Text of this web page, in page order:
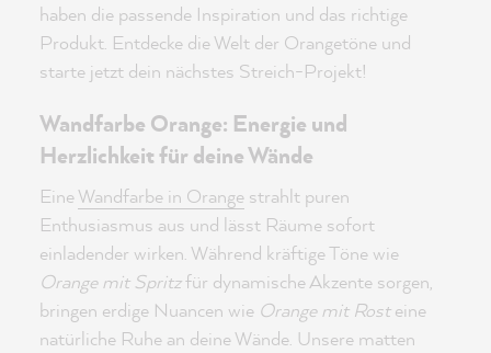
haben die passende Inspiration und das richtige
Produkt. Entdecke die Welt der Orangetöne und
starte jetzt dein nächstes Streich-Projekt!
Wandfarbe Orange: Energie und
Herzlichkeit für deine Wände
EineWandfarbe in Orange strahlt puren
Enthusiasmus aus und lässt Räume sofort
einladender wirken. Während kräftige Töne wie
Orange mit Spritzfür dynamische Akzente sorgen,
bringen erdige Nuancen wie Orange mit Rosteine
natürliche Ruhe an deine Wände. Unsere matten